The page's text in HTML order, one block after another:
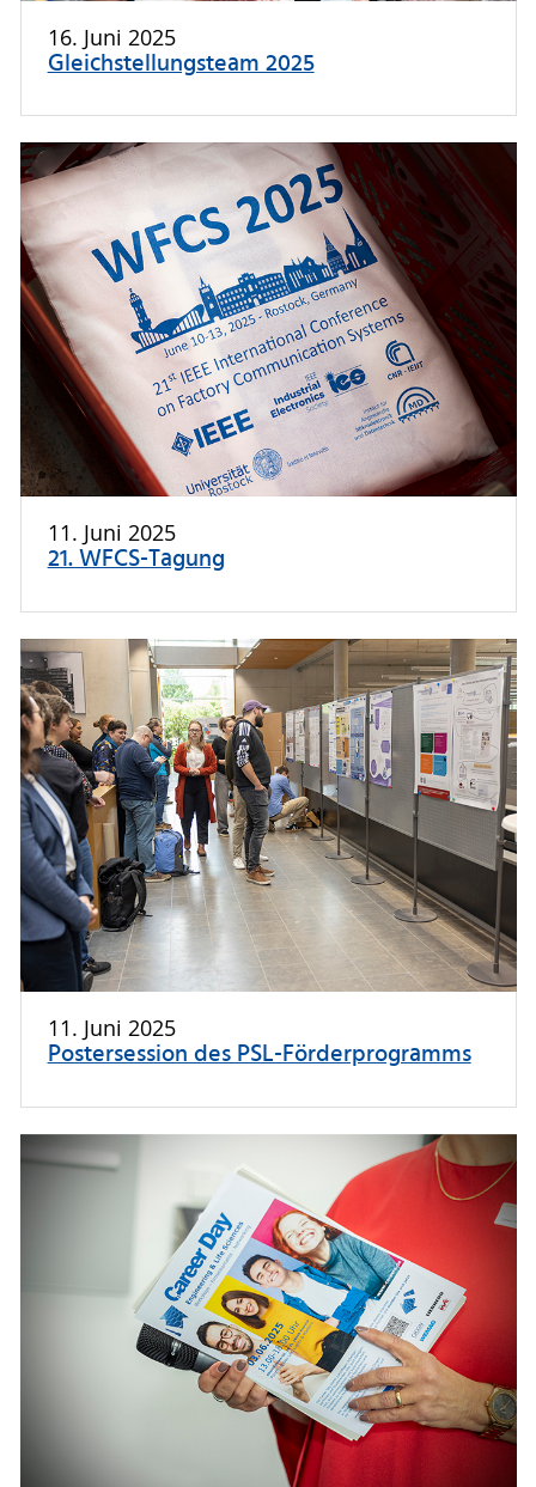
16. Juni 2025
Gleichstellungsteam 2025
11. Juni 2025
21. WFCS-Tagung
11. Juni 2025
Postersession des PSL-Förderprogramms